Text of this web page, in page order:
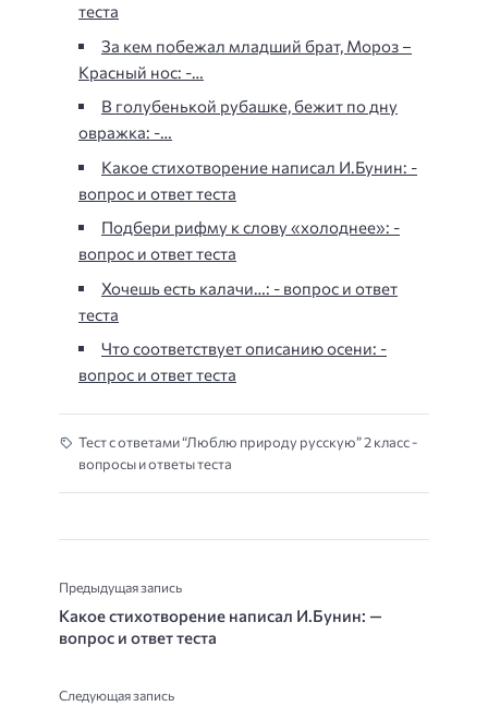
теста
За кем побежал младший брат, Мороз –
Красный нос: -…
В голубенькой рубашке, бежит по дну
овражка: -…
Какое стихотворение написал И.Бунин: -
вопрос и ответ теста
Подбери рифму к слову «холоднее»: -
вопрос и ответ теста
Хочешь есть калачи…: - вопрос и ответ
теста
Что соответствует описанию осени: -
вопрос и ответ теста
Тест с ответами “Люблю природу русскую” 2 класс -
вопросы и ответы теста
Предыдущая запись
Какое стихотворение написал И.Бунин: —
вопрос и ответ теста
Следующая запись